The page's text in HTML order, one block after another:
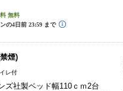
煙)
レ付
ズ社製ベッド幅110ｃｍ2台